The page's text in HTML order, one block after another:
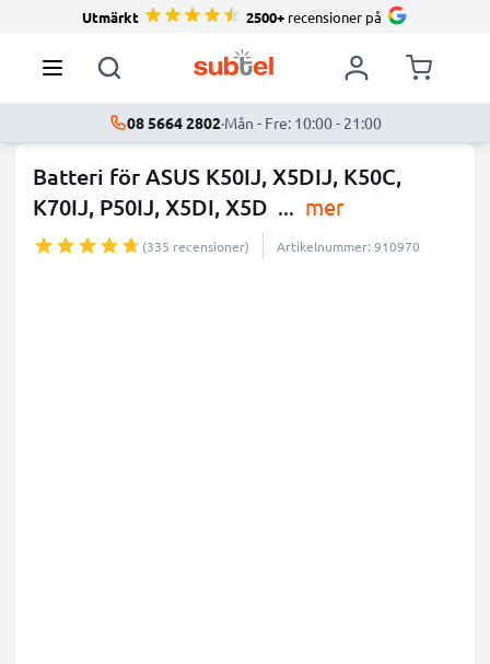
Utmärkt 2500+ recensioner på
08 5664 2802·Mån - Fre: 10:00 - 21:00
Batteri för ASUS K50IJ, X5DIJ, K50C,
K70IJ, P50IJ, X5DI, X5D ... mer
(335 recensioner) Artikelnummer: 910970